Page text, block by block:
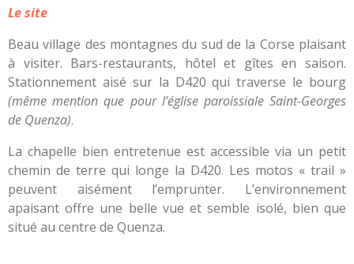
Le site
Beau village des montagnes du sud de la Corse plaisant
à visiter. Bars-restaurants, hôtel et gîtes en saison.
Stationnement aisé sur la D420 qui traverse le bourg
(même mention que pour l’église paroissiale Saint-Georges
de Quenza).
La chapelle bien entretenue est accessible via un petit
chemin de terre qui longe la D420. Les motos « trail »
peuvent aisément l’emprunter. L’environnement
apaisant offre une belle vue et semble isolé, bien que
situé au centre de Quenza.